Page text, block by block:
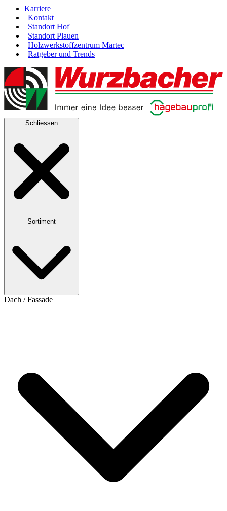
Karriere
| Kontakt
| Standort Hof
| Standort Plauen
| Holzwerkstoffzentrum Martec
| Ratgeber und Trends
Schliessen
Sortiment
Dach / Fassade